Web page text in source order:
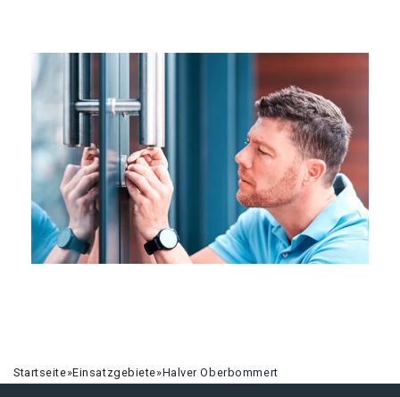
Startseite»Einsatzgebiete»Halver Oberbommert